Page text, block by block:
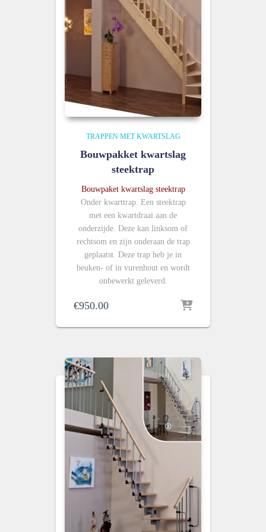
TRAPPEN MET KWARTSLAG
Bouwpakket kwartslag
steektrap
Bouwpaket kwartslag steektrap
Onder kwarttrap. Een steektrap
met een kwartdraai aan de
onderzijde. Deze kan linksom of
rechtsom en zijn onderaan de trap
geplaatst. Deze trap heb je in
beuken- of in vurenhout en wordt
onbewerkt geleverd.
€950.00